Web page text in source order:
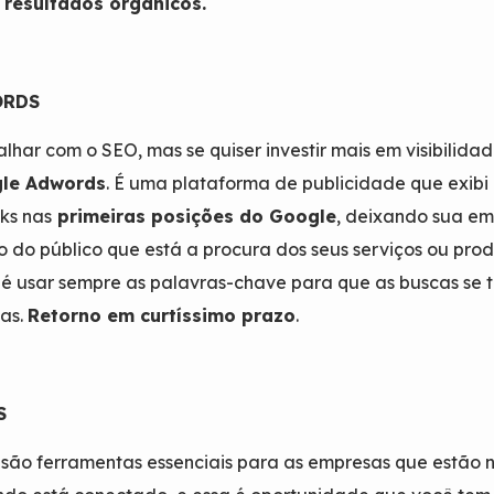
com o SEO, mas se quiser investir mais em
Adwords. É uma plataforma de publicidade que exibi
nas primeiras posições do Google, deixando sua
do público que está a procura dos seus serviços ou
usar sempre as palavras-chave para que as buscas se
Retorno em curtíssimo prazo.
ferramentas essenciais para as empresas que estão